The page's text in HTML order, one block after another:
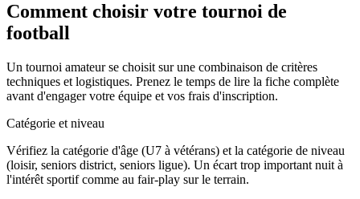
Comment choisir votre tournoi de
football
Un tournoi amateur se choisit sur une combinaison de critères
techniques et logistiques. Prenez le temps de lire la fiche complète
avant d'engager votre équipe et vos frais d'inscription.
Catégorie et niveau
Vérifiez la catégorie d'âge (U7 à vétérans) et la catégorie de niveau
(loisir, seniors district, seniors ligue). Un écart trop important nuit à
l'intérêt sportif comme au fair-play sur le terrain.